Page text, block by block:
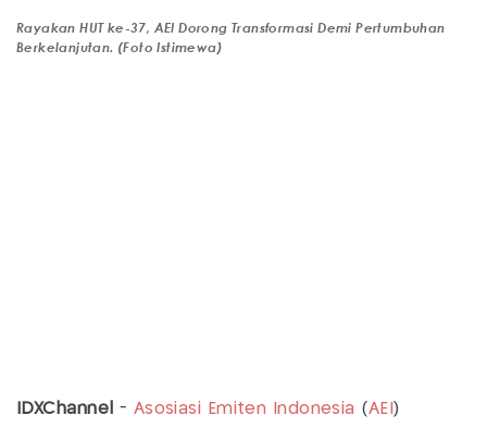
Rayakan HUT ke-37, AEI Dorong Transformasi Demi Pertumbuhan
Berkelanjutan. (Foto Istimewa)
IDXChannel - Asosiasi Emiten Indonesia (AEI )